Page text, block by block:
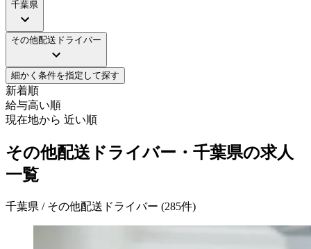
千葉県
その他配送ドライバー
細かく条件を指定して探す
新着順
給与高い順
現在地から 近い順
その他配送ドライバー・千葉県の求人
一覧
千葉県 / その他配送ドライバー (285件)